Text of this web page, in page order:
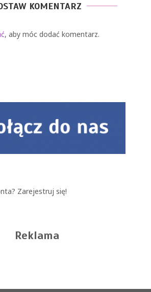
KOMENTARZ
, aby móc dodać komentarz.
Zarejestruj się!
Reklama